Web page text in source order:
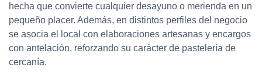
hecha que convierte cualquier desayuno o merienda en un
pequeño placer. Además, en distintos perfiles del negocio
se asocia el local con elaboraciones artesanas y encargos
con antelación, reforzando su carácter de pastelería de
cercanía.